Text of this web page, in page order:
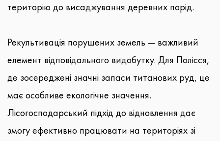
територію до висаджування деревних порід.
Рекультивація порушених земель — важливий
елемент відповідального видобутку. Для Полісся,
де зосереджені значні запаси титанових руд, це
має особливе екологічне значення.
Лісогосподарський підхід до відновлення дає
змогу ефективно працювати на територіях зі